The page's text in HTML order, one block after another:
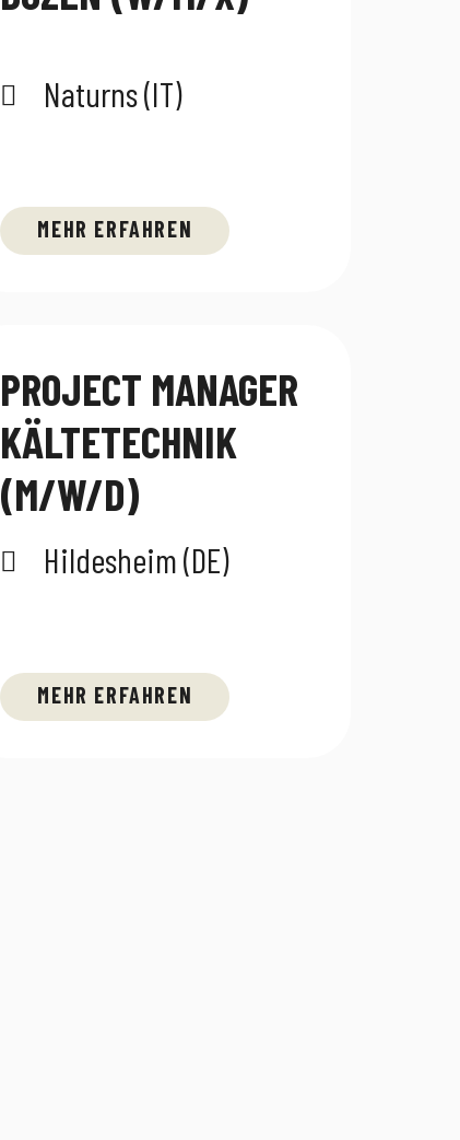
Naturns (IT)
MEHR ERFAHREN
PROJECT MANAGER
KÄLTETECHNIK
(M/W/D)
Hildesheim (DE)
MEHR ERFAHREN